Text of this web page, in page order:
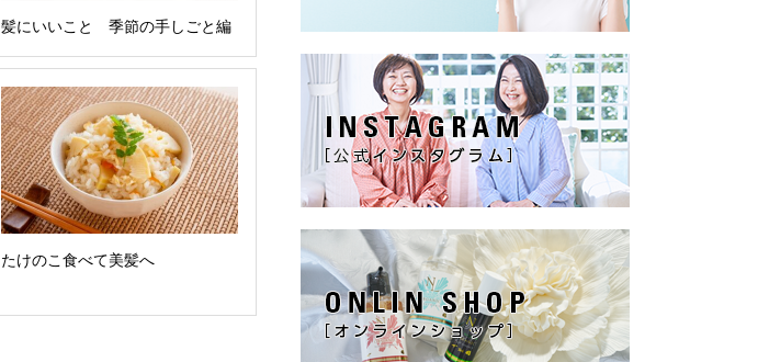
髪にいいこと 季節の手しごと編
たけのこ食べて美髪へ